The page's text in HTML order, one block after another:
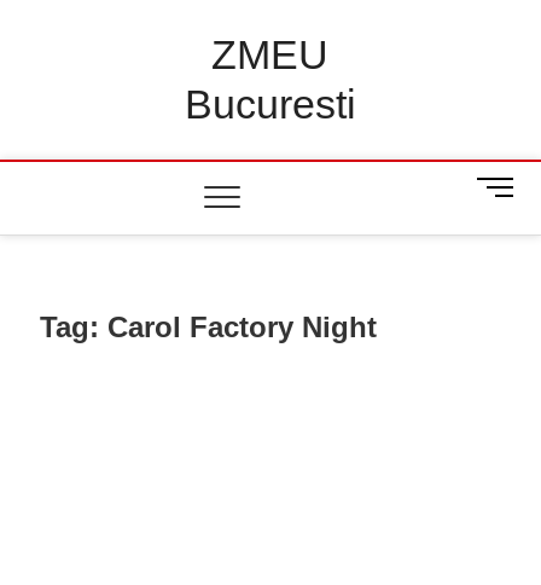
ZMEU
Bucuresti
M
n
Tag: Carol Factory Night